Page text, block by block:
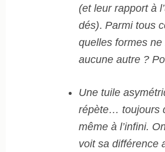
(et leur rapport à
dés). Parmi tous
quelles formes
aucune autre ?
Une tuile
répète… toujours
même à l’infini.
voit sa différence